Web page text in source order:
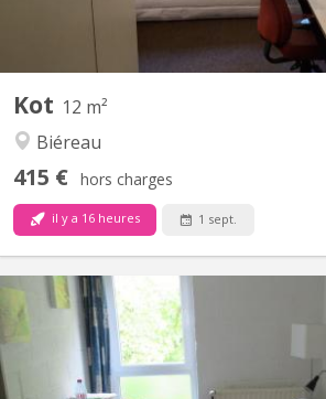
Kot 12 m²
Biéreau
415 € hors charges
il y a 16 heures 1 sept.
Chambre 313 au 3e étage dans un
douche commune pour 2